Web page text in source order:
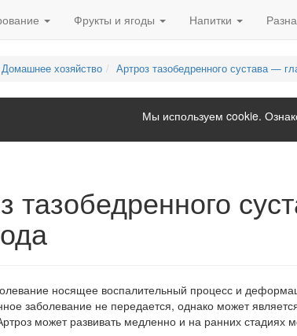
Фрукты и ягоды Напитки
Домашнее хозяйство Артроз тазобедренного сустава —
Мы используем cookie.
тазобедренного
носящее воспалительный процесс и
заболевание не передается, однако может
может развивать медленно и на ранних стадиях